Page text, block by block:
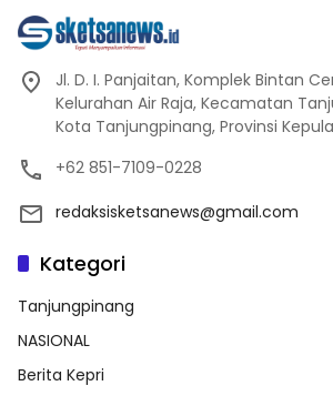
Jl. D. I. Panjaitan, Komplek Bintan
Kelurahan Air Raja, Kecamatan
Kota Tanjungpinang, Provinsi
+62 851-7109-0228
redaksisketsanews@gmail.com
Kategori
Tanjungpinang
NASIONAL
Berita Kepri